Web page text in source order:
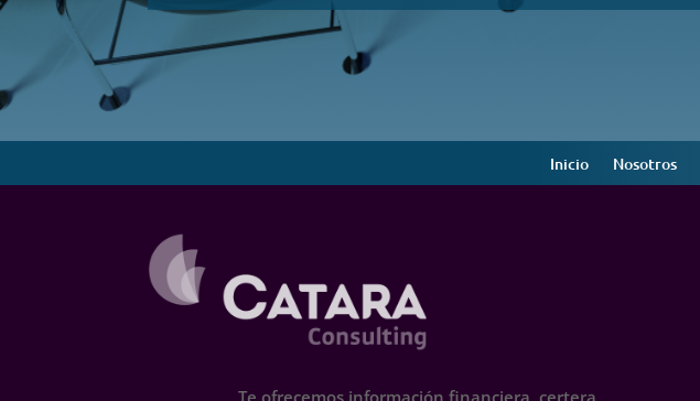
Inicio Nosotros
Te ofrecemos información financiera, certera,